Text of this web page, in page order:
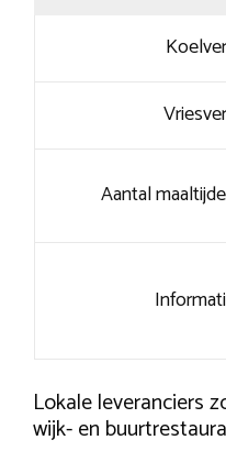
Aantal
Lokale leveranciers
wijk- en